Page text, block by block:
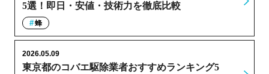
5選！即日・安値・技術力を徹底比較
蜂
東京都のコバエ駆除業者おすすめランキング5
2026.05.09